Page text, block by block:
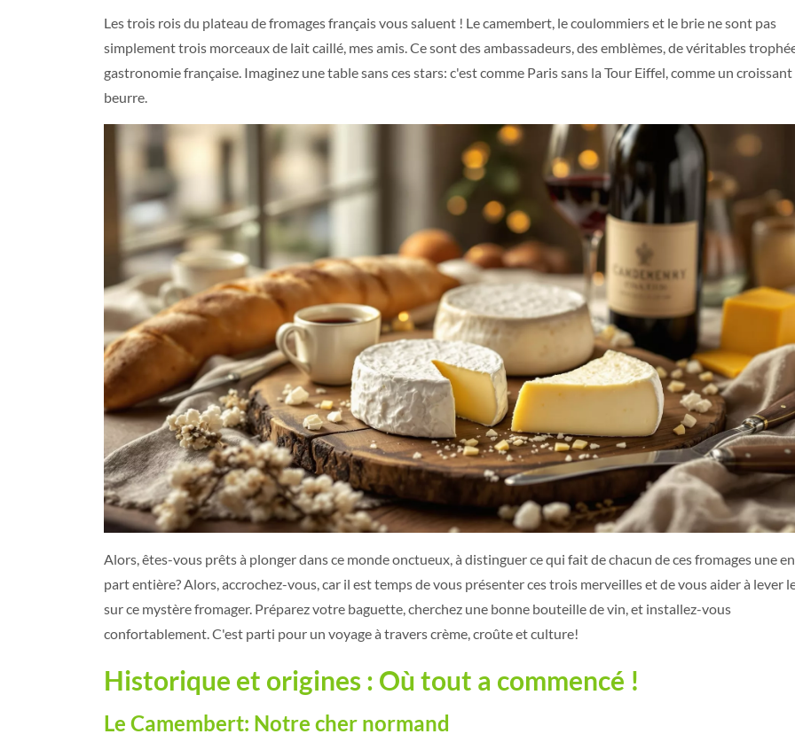
Les trois rois du plateau de fromages français vous saluent ! Le camembert, le coulommiers et le brie ne sont pas
simplement trois morceaux de lait caillé, mes amis. Ce sont des ambassadeurs, des emblèmes, de véritables
gastronomie française. Imaginez une table sans ces stars: c'est comme Paris sans la Tour Eiffel, comme un croissant
beurre.
Alors, êtes-vous prêts à plonger dans ce monde onctueux, à distinguer ce qui fait de chacun de ces fromages une
part entière? Alors, accrochez-vous, car il est temps de vous présenter ces trois merveilles et de vous aider à lever
sur ce mystère fromager. Préparez votre baguette, cherchez une bonne bouteille de vin, et installez-vous
confortablement. C'est parti pour un voyage à travers crème, croûte et culture!
Historique et origines : Où tout a commencé !
Le Camembert: Notre cher normand